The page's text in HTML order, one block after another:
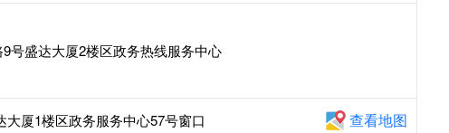
号盛达大厦2楼区政务热线服务中心
厦1楼区政务服务中心57号窗口 查看地图